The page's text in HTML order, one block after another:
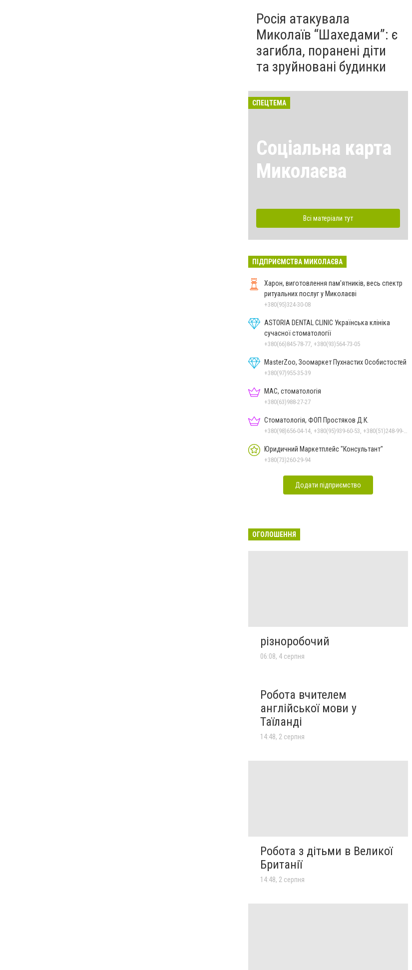
Росія атакувала
Миколаїв “Шахедами”: є
загибла, поранені діти
та зруйновані будинки
СПЕЦТЕМА
Соціальна карта
Миколаєва
Всі матеріали тут
ПІДПРИЄМСТВА МИКОЛАЄВА
Харон, виготовлення пам'ятників, весь спектр
ритуальних послуг у Миколаєві
+380(95)324-30-08
ASTORIA DENTAL CLINIC Українська клініка
сучасної стоматології
+380(66)845-78-77, +380(93)564-73-05
MasterZoo, Зоомаркет Пухнастих Особистостей
+380(97)955-35-39
МАС, стоматологія
+380(63)988-27-27
Стоматологія, ФОП Простяков Д.К.
Юридичний Маркетплейс "Консультант"
+380(73)260-29-94
Додати підприємство
ОГОЛОШЕННЯ
різноробочий
06:08, 4 серпня
Робота вчителем
англійської мови у
Таїланді
14:48, 2 серпня
Робота з дітьми в Великої
Британії
14:48, 2 серпня